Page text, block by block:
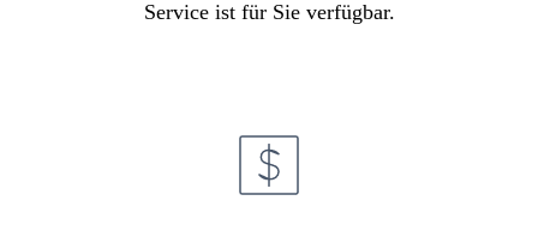
Service ist für Sie verfügbar.